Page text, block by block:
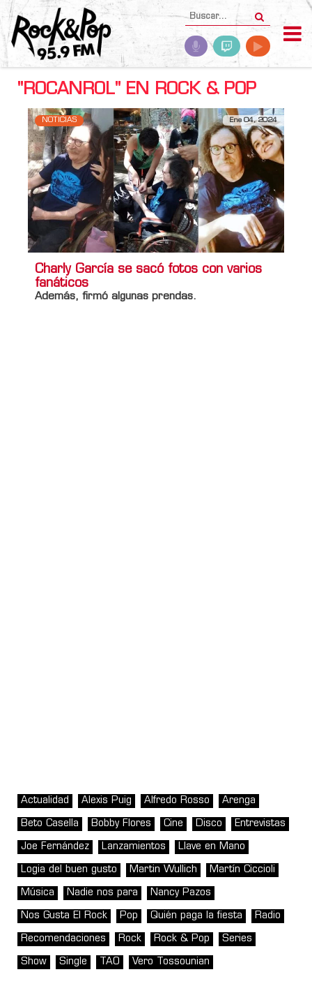
"ROCANROL" EN ROCK & POP
NOTICIAS Ene 04, 2024
Charly García se sacó fotos con varios
fanáticos
Además, firmó algunas prendas.
Actualidad Alexis Puig Alfredo Rosso Arenga
Beto Casella Bobby Flores Cine Disco Entrevistas
Joe Fernández Lanzamientos Llave en Mano
Logia del buen gusto Martin Wullich Martín Ciccioli
Música Nadie nos para Nancy Pazos
Nos Gusta El Rock Pop Quién paga la fiesta Radio
Recomendaciones Rock Rock & Pop Series
Show Single TAO Vero Tossounian